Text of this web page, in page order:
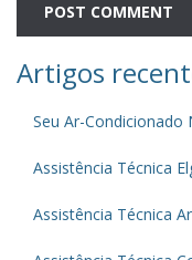
Artigos
Seu Ar-Condicionado
Assistência Técnica
Assistência Técnica